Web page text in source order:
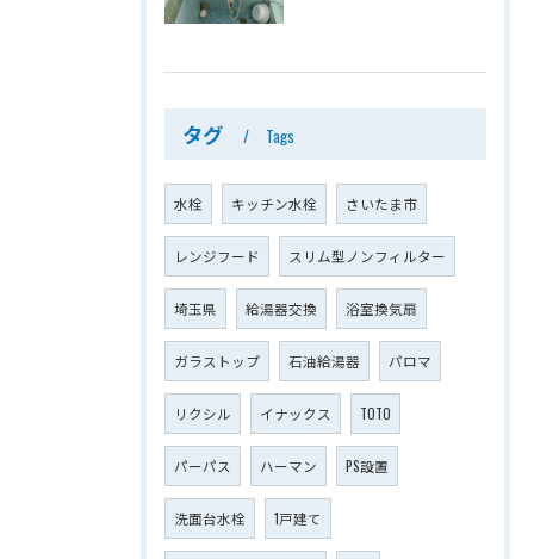
タグ Tags
水栓 キッチン水栓 さいたま市
レンジフード スリム型ノンフィルター
埼玉県 給湯器交換 浴室換気扇
ガラストップ 石油給湯器 パロマ
リクシル イナックス TOTO
パーパス ハーマン PS設置
洗面台水栓 1戸建て